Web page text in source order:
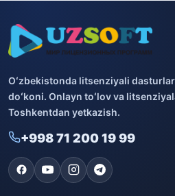
Oʻzbekistonda litsenziyali
doʻkoni. Onlayn toʻlov va
Toshkentdan yetkazish.
+998 71 200 19 99